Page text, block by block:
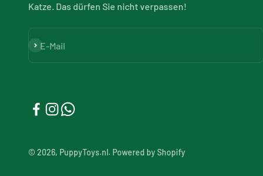
Katze. Das dürfen Sie nicht verpassen!
E-Mail
Abonnieren
© 2026, PuppyToys.nl. Powered by Shopify